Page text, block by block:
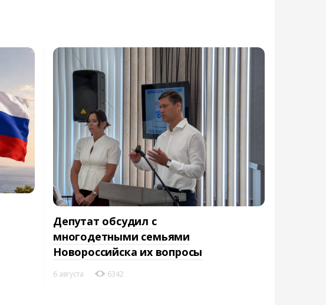
Депутат обсудил с
многодетными семьями
Новороссийска их вопросы
6 августа 6342